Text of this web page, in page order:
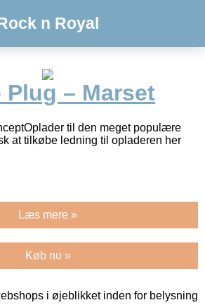
n Royal
Plug – Marset
til den meget populære
at tilkøbe ledning til opladeren her
Læs mere »
Køb nu »
i øjeblikket inden for belysning